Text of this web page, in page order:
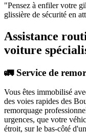
"Pensez à enfiler votre
glissière de sécurité en
Assistance
voiture
🚛 Service de
Vous êtes immobilisé
des voies rapides des
remorquage
urgences, que votre
étroit, sur le bas-côté